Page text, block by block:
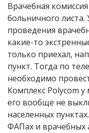
Врачебная
больничного листа.
проведения
какие-то
только приехал,
пункт. Тогда по
необходимо
Комплекс Polycom у
его вообще не
населенных
ФАПах и врачебных